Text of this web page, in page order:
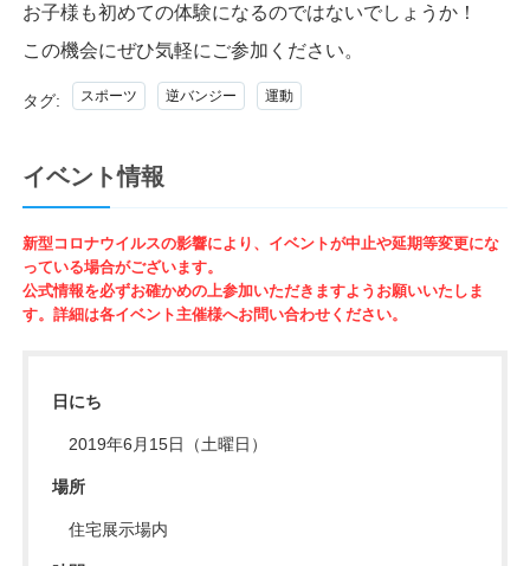
お子様も初めての体験になるのではないでしょうか！
この機会にぜひ気軽にご参加ください。
タグ: スポーツ 逆バンジー 運動
イベント情報
新型コロナウイルスの影響により、イベントが中止や延期等変更にな
っている場合がございます。
公式情報を必ずお確かめの上参加いただきますようお願いいたしま
す。詳細は各イベント主催様へお問い合わせください。
日にち
2019年6月15日（土曜日）
場所
住宅展示場内